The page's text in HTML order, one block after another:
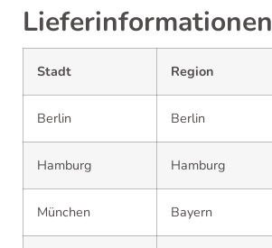
Lieferinformationen
Stadt Region
Berlin Berlin
Hamburg Hamburg
München Bayern